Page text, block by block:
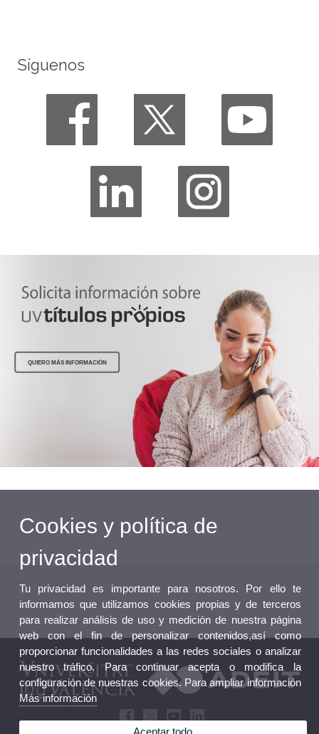
Síguenos
QUIERO MÁS INFORMACIÓN
Cookies y política de
privacidad
Tu privacidad es importante para nosotros. Por ello te
informamos que utilizamos cookies propias y de terceros
para realizar análisis de uso y medición de nuestra página
web con el fin de personalizar contenidos,así como
proporcionar funcionalidades a las redes sociales o analizar
nuestro tráfico. Para continuar acepta o modifica la
configuración de nuestras cookies. Para ampliar información
Más información
Aceptar todo